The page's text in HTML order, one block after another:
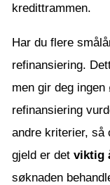
kredittrammen.
Har du flere
refinansiering.
men gir deg
refinansiering
andre kriterier, så
gjeld er det viktig
søknaden